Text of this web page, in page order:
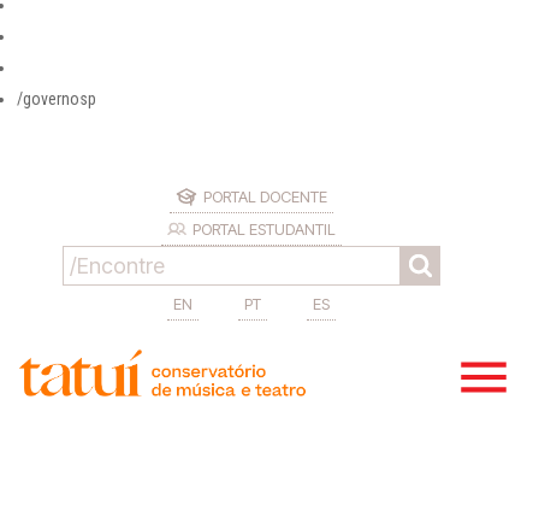
/governosp
PORTAL DOCENTE
PORTAL ESTUDANTIL
EN PT ES